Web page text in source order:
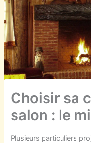
Choisir sa
salon : le
Plusieurs particuliers